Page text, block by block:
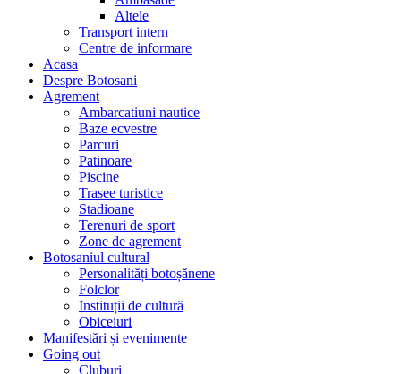
Altele
Transport intern
Centre de informare
Acasa
Despre Botosani
Agrement
Ambarcatiuni nautice
Baze ecvestre
Parcuri
Patinoare
Piscine
Trasee turistice
Stadioane
Terenuri de sport
Zone de agrement
Botosaniul cultural
Personalități botoșănene
Folclor
Instituții de cultură
Obiceiuri
Manifestări și evenimente
Going out
Cluburi